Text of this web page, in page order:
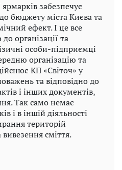
ярмарків забезпечує
бюджету міста Києва та
ефект. І це все
організації та
особи-підприємці
організацію та
КП «Світоч» у
та відповідно до
і інших документів,
Так само немає
і в іншій діяльності
територій
сміття.